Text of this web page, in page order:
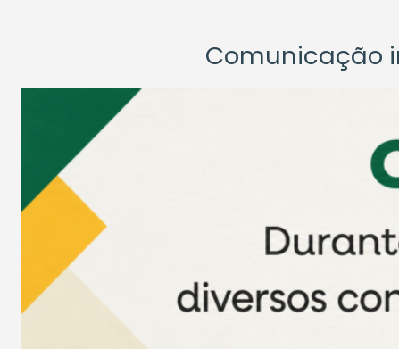
Comunicação